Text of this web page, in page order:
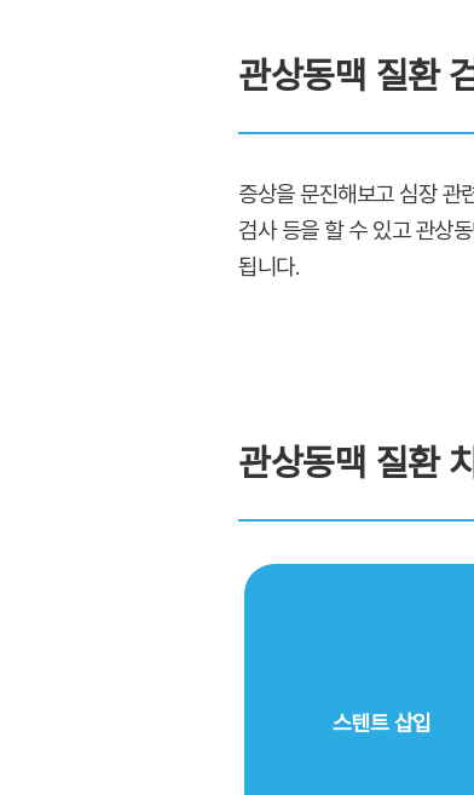
관상동맥 질환
증상을 문진해보고 심장 관
검사 등을 할 수 있고 관상
됩니다.
관상동맥 질환
스텐트 삽입